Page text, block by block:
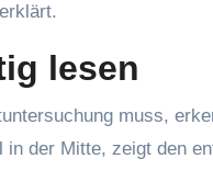
lesen
muss,
der Mitte, zeigt den